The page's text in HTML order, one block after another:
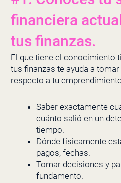
financiera
tus finanzas.
El que tiene el conocimiento
tus finanzas te ayuda a
respecto a tu
Saber exactamente
cuánto salió en un
tiempo.
Dónde físicamente
pagos, fechas.
Tomar decisiones y
fundamento.